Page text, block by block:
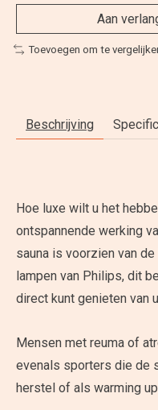
Aan
Toevoegen om te
Beschrijving
Hoe luxe wilt u het
ontspannende werking
sauna is voorzien van
lampen van Philips, dit
direct kunt genieten van
Mensen met reuma of
evenals sporters die de
herstel of als warming